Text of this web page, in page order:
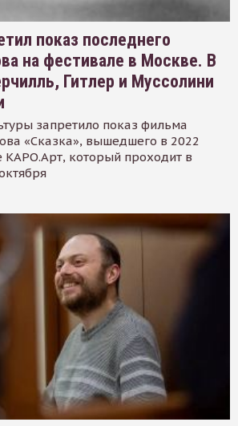
показ последнего
на фестивале в Москве. В
Гитлер и Муссолини
запретило показ фильма
«Сказка», вышедшего в 2022
КАРО.Арт, который проходит в